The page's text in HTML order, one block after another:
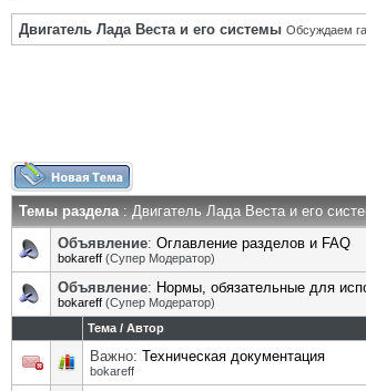
Двигатель Лада Веста и его системы Обсуждаем
Темы раздела: Двигатель Лада Веста и его
Объявление: Оглавление разделов и FAQ
bokareff (Супер Модератор)
Объявление: Нормы, обязательные для
bokareff (Супер Модератор)
Тема / Автор
Важно: Техническая документация
bokareff